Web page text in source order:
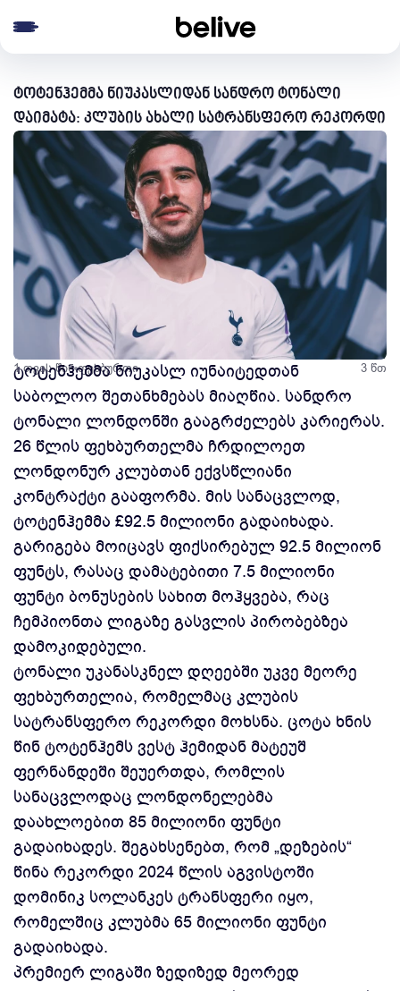
ტოტენჰემმა ნიუკასლიდან სანდრო ტონალი
დაიმატა: კლუბის ახალი სატრანსფერო რეკორდი
1 თვის წინ ფეხბურთი 3 წთ
ტოტენჰემმა ნიუკასლ იუნაიტედთან
საბოლოო შეთანხმებას მიაღწია. სანდრო
ტონალი ლონდონში გააგრძელებს კარიერას.
26 წლის ფეხბურთელმა ჩრდილოეთ
ლონდონურ კლუბთან ექვსწლიანი
კონტრაქტი გააფორმა. მის სანაცვლოდ,
ტოტენჰემმა £92.5 მილიონი გადაიხადა.
გარიგება მოიცავს ფიქსირებულ 92.5 მილიონ
ფუნტს, რასაც დამატებითი 7.5 მილიონი
ფუნტი ბონუსების სახით მოჰყვება, რაც
ჩემპიონთა ლიგაზე გასვლის პირობებზეა
დამოკიდებული.
ტონალი უკანასკნელ დღეებში უკვე მეორე
ფეხბურთელია, რომელმაც კლუბის
სატრანსფერო რეკორდი მოხსნა. ცოტა ხნის
წინ ტოტენჰემს ვესტ ჰემიდან მატეუშ
ფერნანდეში შეუერთდა, რომლის
სანაცვლოდაც ლონდონელებმა
დაახლოებით 85 მილიონი ფუნტი
გადაიხადეს. შეგახსენებთ, რომ „დეზების“
წინა რეკორდი 2024 წლის აგვისტოში
დომინიკ სოლანკეს ტრანსფერი იყო,
რომელშიც კლუბმა 65 მილიონი ფუნტი
გადაიხადა.
პრემიერ ლიგაში ზედიზედ მეორედ